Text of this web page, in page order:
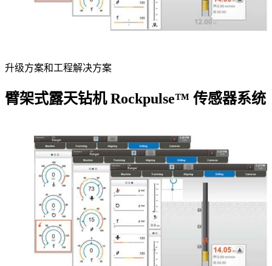
升级方案和工程解决方案
臂架式露天钻机 Rockpulse™ 传感器系统